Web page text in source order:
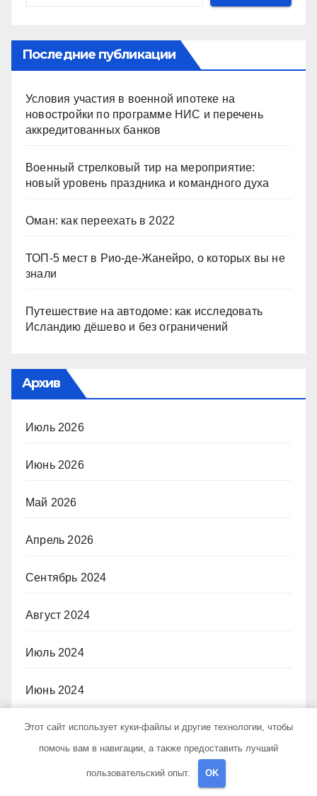
Последние публикации
Условия участия в военной ипотеке на
новостройки по программе НИС и перечень
аккредитованных банков
Военный стрелковый тир на мероприятие:
новый уровень праздника и командного духа
Оман: как переехать в 2022
ТОП-5 мест в Рио-де-Жанейро, о которых вы не
знали
Путешествие на автодоме: как исследовать
Исландию дёшево и без ограничений
Архив
Июль 2026
Июнь 2026
Май 2026
Апрель 2026
Сентябрь 2024
Август 2024
Июль 2024
Июнь 2024
Май 2024
Этот сайт использует куки-файлы и другие технологии, чтобы
помочь вам в навигации, а также предоставить лучший
пользовательский опыт. OK